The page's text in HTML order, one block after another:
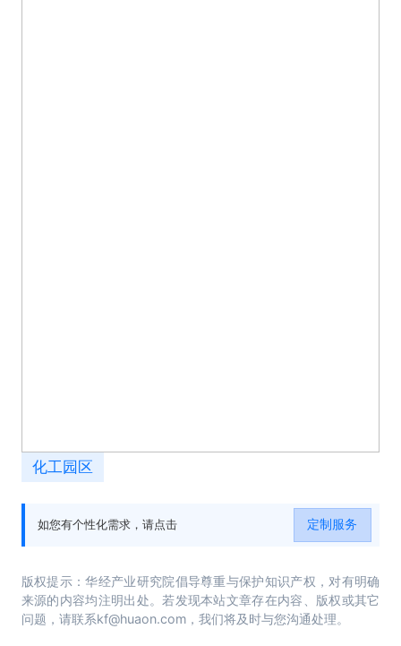
化工园区
如您有个性化需求，请点击 定制服务
版权提示：华经产业研究院倡导尊重与保护知识产权，对有明确
来源的内容均注明出处。若发现本站文章存在内容、版权或其它
问题，请联系kf@huaon.com，我们将及时与您沟通处理。